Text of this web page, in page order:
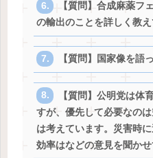
【質問】合成麻薬フ
の輸出のことを詳しく教え
【質問】国家像を語
【質問】公明党は体
すが、優先して必要なの
は考えています。災害時
効率はなどの意見を聞かせ